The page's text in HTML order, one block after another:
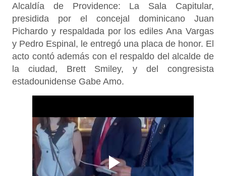
Alcaldía de Providence: La Sala Capitular,
presidida por el concejal dominicano Juan
Pichardo y respaldada por los ediles Ana Vargas
y Pedro Espinal, le entregó una placa de honor. El
acto contó además con el respaldo del alcalde de
la ciudad, Brett Smiley, y del congresista
estadounidense Gabe Amo.